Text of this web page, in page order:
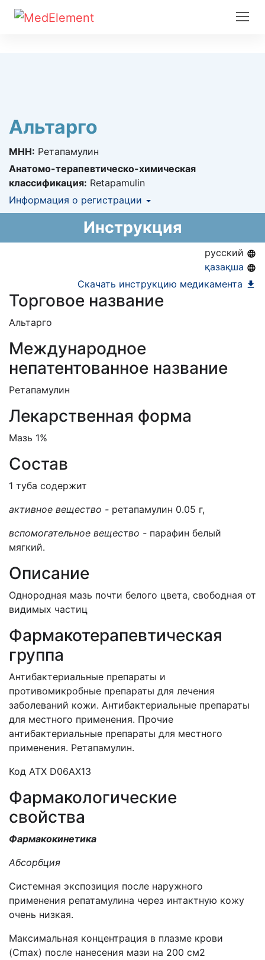
Альтарго
МНН: Ретапамулин
Анатомо-терапевтическо-химическая
классификация: Retapamulin
Информация о регистрации
Информация о регистрации в РК:04.11.2013 -
Инструкция
русский
қазақша
Скачать инструкцию медикамента
Торговое название
Альтарго
Международное
непатентованное название
Ретапамулин
Лекарственная форма
Мазь 1%
Состав
1 туба содержит
активное вещество - ретапамулин 0.05 г,
вспомогательное вещество - парафин белый
мягкий.
Описание
Однородная мазь почти белого цвета, свободная от
видимых частиц
Фармакотерапевтическая
группа
Антибактериальные препараты и
противомикробные препараты для лечения
заболеваний кожи. Антибактериальные препараты
для местного применения. Прочие
антибактериальные препараты для местного
применения. Ретапамулин.
Код АТХ D06АХ13
Фармакологические
свойства
Фармакокинетика
Абсорбция
Системная экспозиция после наружного
применения репатамулина через интактную кожу
очень низкая.
Максимальная концентрация в плазме крови
(Cmax) после нанесения мази на 200 см2